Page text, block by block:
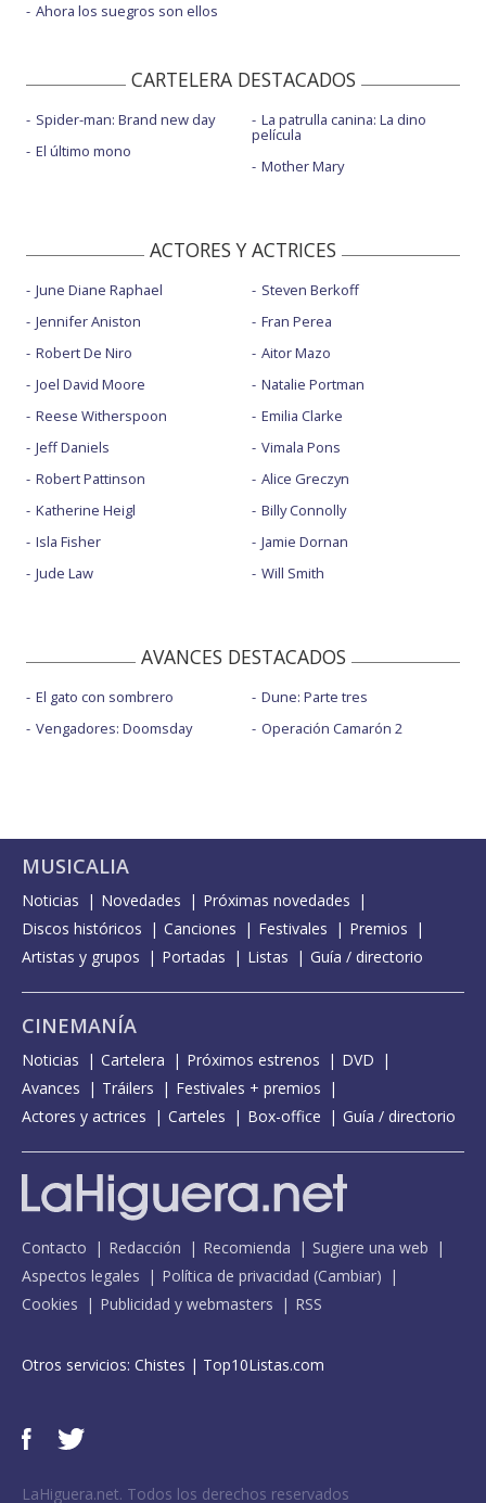
Ahora los suegros son ellos
CARTELERA DESTACADOS
Spider-man: Brand new day
El último mono
La patrulla canina: La dino
película
Mother Mary
ACTORES Y ACTRICES
June Diane Raphael
Jennifer Aniston
Robert De Niro
Joel David Moore
Reese Witherspoon
Jeff Daniels
Robert Pattinson
Katherine Heigl
Isla Fisher
Jude Law
Steven Berkoff
Fran Perea
Aitor Mazo
Natalie Portman
Emilia Clarke
Vimala Pons
Alice Greczyn
Billy Connolly
Jamie Dornan
Will Smith
AVANCES DESTACADOS
El gato con sombrero
Vengadores: Doomsday
Dune: Parte tres
Operación Camarón 2
MUSICALIA
Noticias Novedades
Próximas novedades
Discos históricos
Canciones Festivales
Premios
Artistas y grupos
Portadas Listas Guía / directorio
CINEMANÍA
Noticias Cartelera Próximos estrenos
DVD
Avances
Tráilers
Festivales + premios
Actores y actrices
Carteles Box-office Guía / directorio
Contacto Redacción Recomienda
Sugiere una web
Aspectos legales
Política de privacidad (Cambiar)
Cookies
Publicidad y webmasters RSS
Otros servicios: Chistes | Top10Listas.com
LaHiguera.net. Todos los derechos reservados